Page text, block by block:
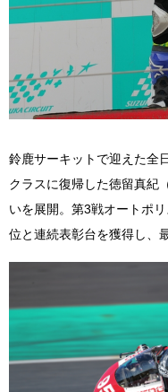
鈴鹿サーキットで迎えた全
クラスに復帰した徳留真紀
いを展開。第3戦オートポ
位と連続表彰台を獲得し、